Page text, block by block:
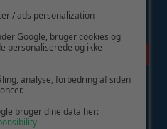
/ ads personalization
Google, bruger cookies og
personaliserede og ikke-
analyse, forbedring af siden
bruger dine data her: